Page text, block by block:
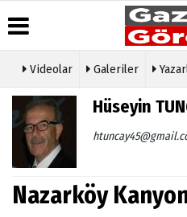
Üye Paneli
Haber
Arşivi
Gazete
Arşivi
Günün
Haberleri
Hava
Durumu
Gazete
Biyografiler
Videolar Galeriler
Hüseyin
Nazarköy